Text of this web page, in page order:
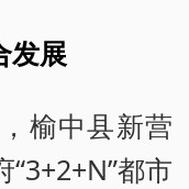
发展
榆中县新营
都市